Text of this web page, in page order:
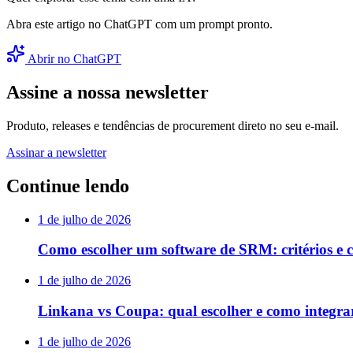
Abra este artigo no ChatGPT com um prompt pronto.
Abrir no ChatGPT
Assine a nossa newsletter
Produto, releases e tendências de procurement direto no seu e-mail.
Assinar a newsletter
Continue lendo
1 de julho de 2026
Como escolher um software de SRM: critérios e
1 de julho de 2026
Linkana vs Coupa: qual escolher e como
1 de julho de 2026